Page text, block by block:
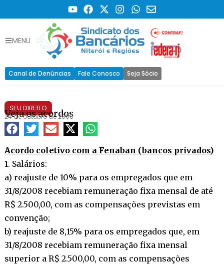
MENU
Canal de Denúncias Fale Conosco Seja Sócio
SEU DIREITO
Veja os acordos
24 de outubro de 2008
Acordo coletivo com a Fenaban (bancos privados)
1. Salários:
a) reajuste de 10% para os empregados que em
31/8/2008 recebiam remuneração fixa mensal de até
R$ 2.500,00, com as compensações previstas em
convenção;
b) reajuste de 8,15% para os empregados que, em
31/8/2008 recebiam remuneração fixa mensal
superior a R$ 2.500,00, com as compensações